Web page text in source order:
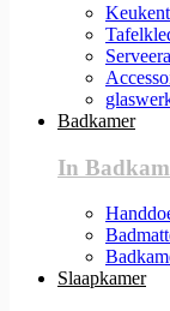
Badkamer
In
Slaapkamer